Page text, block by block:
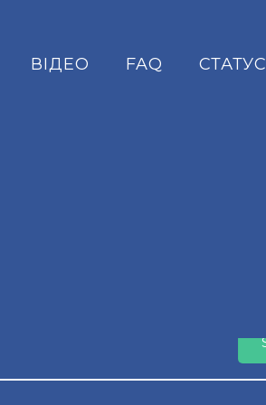
ВІДЕО FAQ СТАТУС